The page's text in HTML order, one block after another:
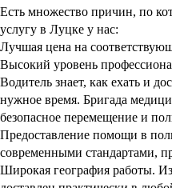
Цена формируется на
честно и максимально
консультации или
примерной стоимостью и